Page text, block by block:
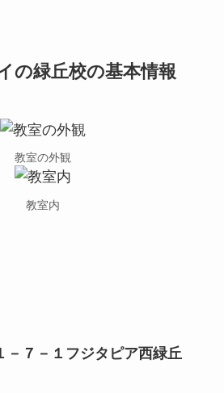
の緑丘校の基本情報
教室の外観
教室内
－７－１フジタピア西緑丘